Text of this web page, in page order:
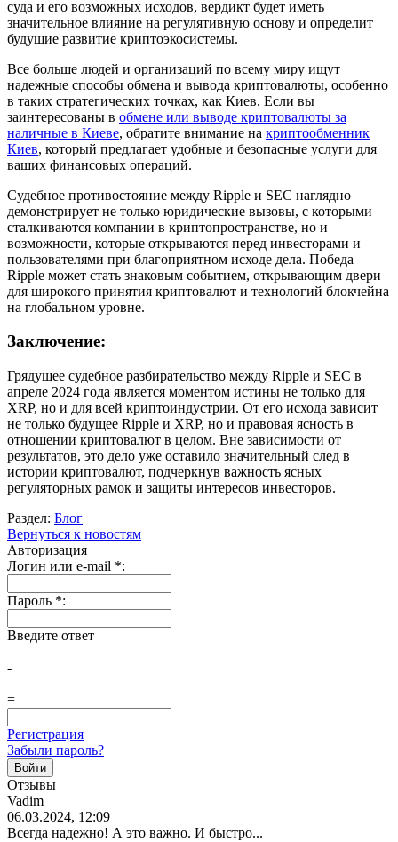
суда и его возможных исходов, вердикт будет иметь
значительное влияние на регулятивную основу и определит
будущие развитие криптоэкосистемы.
Все больше людей и организаций по всему миру ищут
надежные способы обмена и вывода криптовалюты, особенно
в таких стратегических точках, как Киев. Если вы
заинтересованы в обмене или выводе криптовалюты за
наличные в Киеве, обратите внимание на криптообменник
Киев, который предлагает удобные и безопасные услуги для
ваших финансовых операций.
Судебное противостояние между Ripple и SEC наглядно
демонстрирует не только юридические вызовы, с которыми
сталкиваются компании в криптопространстве, но и
возможности, которые открываются перед инвесторами и
пользователями при благоприятном исходе дела. Победа
Ripple может стать знаковым событием, открывающим двери
для широкого принятия криптовалют и технологий блокчейна
на глобальном уровне.
Заключение:
Грядущее судебное разбирательство между Ripple и SEC в
апреле 2024 года является моментом истины не только для
XRP, но и для всей криптоиндустрии. От его исхода зависит
не только будущее Ripple и XRP, но и правовая ясность в
отношении криптовалют в целом. Вне зависимости от
результатов, это дело уже оставило значительный след в
истории криптовалют, подчеркнув важность ясных
регуляторных рамок и защиты интересов инвесторов.
Раздел: Блог
Вернуться к новостям
Авторизация
Логин или e-mail *:
Пароль *:
Введите ответ
-
=
Регистрация
Забыли пароль?
Отзывы
Vadim
06.03.2024, 12:09
Всегда надежно! А это важно. И быстро...